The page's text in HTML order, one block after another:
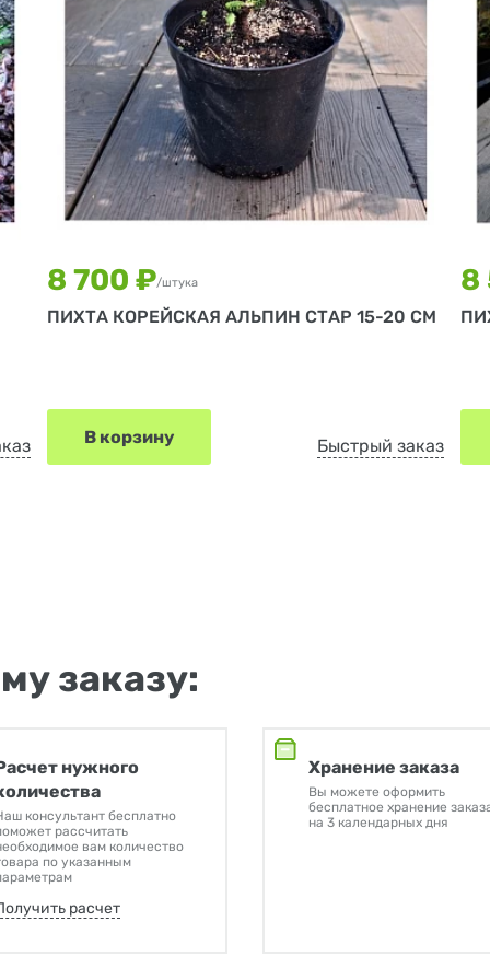
8 700 ₽/штука
ПИХТА КОРЕЙСКАЯ АЛЬПИН СТАР 15-20 СМ
В корзину Быстрый заказ
8
заказу:
нужного
консультант бесплатно
рассчитать
вам количество
по указанным
расчет
Хранение заказа
Вы можете оформить
бесплатное хранение
на 3 календарных дня